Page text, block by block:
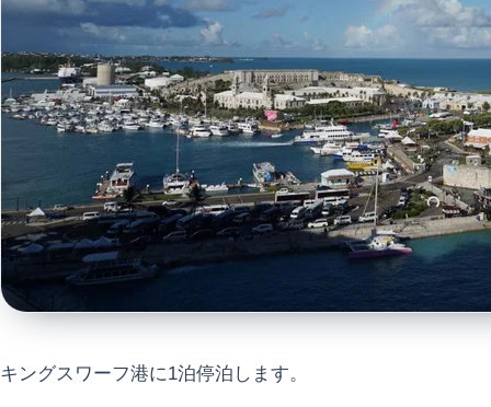
キングスワーフ港に1泊停泊します。